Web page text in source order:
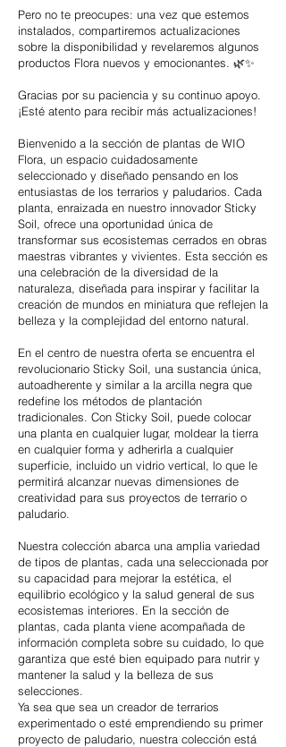
Pero no te preocupes: una vez que estemos
instalados, compartiremos actualizaciones
sobre la disponibilidad y revelaremos algunos
productos Flora nuevos y emocionantes. 🌿✨
Gracias por su paciencia y su continuo apoyo.
¡Esté atento para recibir más actualizaciones!
Bienvenido a la sección de plantas de WIO
Flora, un espacio cuidadosamente
seleccionado y diseñado pensando en los
entusiastas de los terrarios y paludarios. Cada
planta, enraizada en nuestro innovador Sticky
Soil, ofrece una oportunidad única de
transformar sus ecosistemas cerrados en obras
maestras vibrantes y vivientes. Esta sección es
una celebración de la diversidad de la
naturaleza, diseñada para inspirar y facilitar la
creación de mundos en miniatura que reflejen la
belleza y la complejidad del entorno natural.
En el centro de nuestra oferta se encuentra el
revolucionario Sticky Soil, una sustancia única,
autoadherente y similar a la arcilla negra que
redefine los métodos de plantación
tradicionales. Con Sticky Soil, puede colocar
una planta en cualquier lugar, moldear la tierra
en cualquier forma y adherirla a cualquier
superficie, incluido un vidrio vertical, lo que le
permitirá alcanzar nuevas dimensiones de
creatividad para sus proyectos de terrario o
paludario.
Nuestra colección abarca una amplia variedad
de tipos de plantas, cada una seleccionada por
su capacidad para mejorar la estética, el
equilibrio ecológico y la salud general de sus
ecosistemas interiores. En la sección de
plantas, cada planta viene acompañada de
información completa sobre su cuidado, lo que
garantiza que esté bien equipado para nutrir y
mantener la salud y la belleza de sus
selecciones.
Ya sea que sea un creador de terrarios
experimentado o esté emprendiendo su primer
proyecto de paludario, nuestra colección está